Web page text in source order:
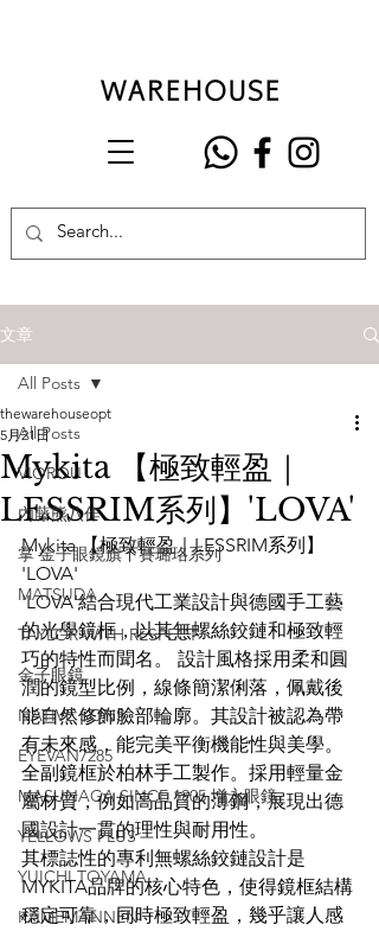
文章
All Posts
VIOROU
內藤熊八作
掌 金子眼鏡旗下賽璐珞系列
MATSUDA
TAYLOR WITH RESPECT
金子眼鏡
NATIVE SONS
EYEVAN7285
MASUNAGA SINCE 1905 增永眼鏡
YELLOWS PLUS
YUICHI TOYAMA
KAMEMANNEN
All Posts
Mykita 【極致輕盈｜
LESSRIM系列】'LOVA'
thewarehouseopt
5月21日
Mykita 【極致輕盈｜LESSRIM系列】
'LOVA'
'LOVA'結合現代工業設計與德國手工藝
的光學鏡框，以其無螺絲鉸鏈和極致輕
巧的特性而聞名。 設計風格採用柔和圓
潤的鏡型比例，線條簡潔俐落，佩戴後
能自然修飾臉部輪廓。其設計被認為帶
有未來感，能完美平衡機能性與美學。
全副鏡框於柏林手工製作。採用輕量金
屬材質，例如高品質的薄鋼，展現出德
國設計一貫的理性與耐用性。
其標誌性的專利無螺絲鉸鏈設計是
MYKITA品牌的核心特色，使得鏡框結構
穩定可靠，同時極致輕盈，幾乎讓人感